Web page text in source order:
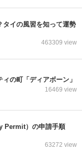
タイの風習を知って運勢
463309 view
の町「ディアボーン」
16469 view
Permit）の申請手順
63272 view